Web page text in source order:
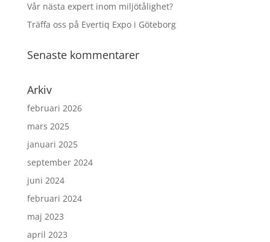
Vår nästa expert inom miljötålighet?
Träffa oss på Evertiq Expo i Göteborg
Senaste kommentarer
Arkiv
februari 2026
mars 2025
januari 2025
september 2024
juni 2024
februari 2024
maj 2023
april 2023